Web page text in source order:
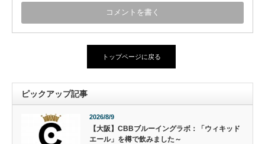
トップページに戻る
ピックアップ記事
2026/8/9
【大阪】CBBブルーイングラボ：「ウィキッド
エール」を樽で飲みました～